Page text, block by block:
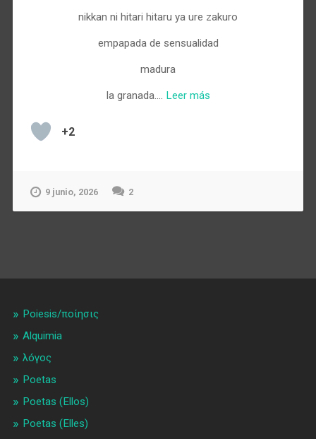
nikkan ni hitari hitaru ya ure zakuro
empapada de sensualidad
madura
la granada.… Leer más
+2
9 junio, 2026 2
Poiesis/ποίησις
Alquimia
λóγος
Poetas
Poetas (Ellos)
Poetas (Elles)